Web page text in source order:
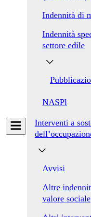
Indennità di
Indennità
settore edile
​​NASPl
Interventi a
Avvisi
Altre
valore sociale